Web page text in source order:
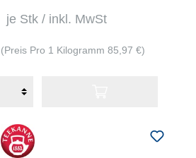
je Stk / inkl. MwSt
(Preis Pro 1 Kilogramm 85,97 €)